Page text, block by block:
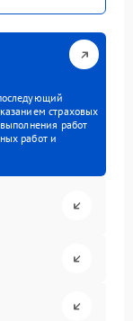
страховых
работ
работ и